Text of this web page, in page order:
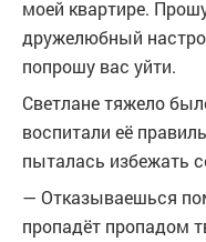
моей квартире.
дружелюбный
попрошу вас уйти.
Светлане тяжело
воспитали её
пыталась избежать
— Отказываешься
пропадёт пропадом